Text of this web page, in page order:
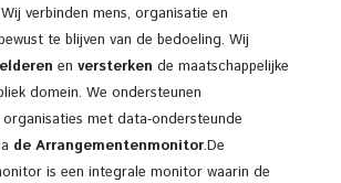
verbinden mens, organisatie en
te blijven van de bedoeling. Wij
en versterken de maatschappelijke
domein. We ondersteunen
met data-ondersteunde
de Arrangementenmonitor.De
is een integrale monitor waarin de